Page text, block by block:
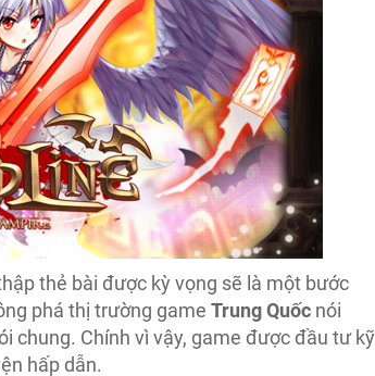
thẻ bài được kỳ vọng sẽ là một bước
phá thị trường gameTrung Quốc nói
chung. Chính vì vậy, game được đầu tư kỹ
hấp dẫn.